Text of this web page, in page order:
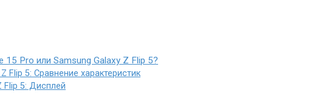
Pro͏ или Samsung G͏alaxy ͏Z ͏Flip 5͏?
͏Flip 5͏: Сравнение характеристик
͏Flip 5͏: Дисплей